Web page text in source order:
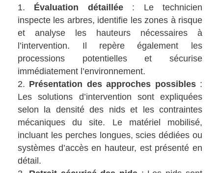
Évaluation détaillée: Le technicien
inspecte les arbres, identifie les zones à risque
et analyse les hauteurs nécessaires à
l’intervention. Il repère également les
processions potentielles et sécurise
immédiatement l’environnement.
Présentation des approches possibles:
Les solutions d’intervention sont expliquées
selon la densité des nids et les contraintes
mécaniques du site. Le matériel mobilisé,
incluant les perches longues, scies dédiées ou
systèmes d’accès en hauteur, est présenté en
détail.